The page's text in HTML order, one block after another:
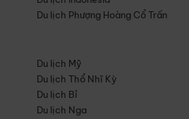
Du lịch Phượng Hoàng Cổ Trấn
Du lịch Mỹ
Du lịch Thổ Nhĩ Kỳ
Du lịch Bỉ
Du lịch Nga